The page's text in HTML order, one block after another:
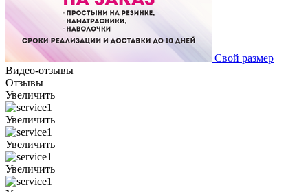
Свой размер
Видео-отзывы
Отзывы
Увеличить
Увеличить
Увеличить
Увеличить